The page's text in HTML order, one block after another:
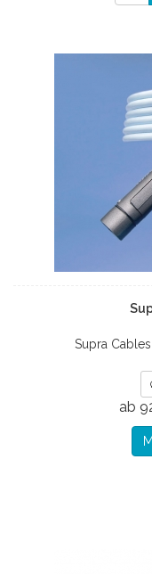
Supra
ab